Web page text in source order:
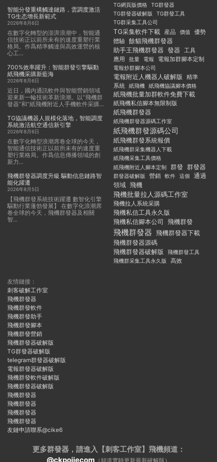
智能分發重構觸達鏈路，雲調度激活
TG生态增長新範式
2026年8月6日
在數字化轉型的澎湃浪潮中，智能通
信技術正以前所未有的速度重塑行業
格局。作爲精準觸達與高效運營的核
心工...
700%效率躍升：智能群發引擎驅動
紙飛機采購新藍海
2026年8月6日
近日，國内通訊軟件與智能營銷領域
迎來新一輪技術革新浪潮。以“飛機群
發器”和“紙飛機附近人手機軟件采購...
TG協議機器人規模化落地，智能調度
系統激活航空通信新引擎
2026年8月6日
在數字化轉型浪潮席卷全球的今天，
智能通信技術正以前所未有的速度重
塑行業格局。作爲信息傳播領域的創
新力...
飛機群發器調度升級 驅動信息鏈路智
能化躍遷
2026年8月5日
【飛機群發系統技術躍遷 數智化引擎
驅動行業蓬勃發展】 在數字化浪潮席
卷全球的今天，飛機群發器及相關
智...
TG網頁版價格
TG群發器
TG群發器破解版
TG群發工具
TG群采集工具公司
TG采集軟件下載 産品 價值 優勢
體驗 餘貓飛機群發器
助手王飛機群發器 發器 工具
應用
批量 電報 電報加群腳本定制
電報炒群腳本公司
電報附近人機器人破解版 精準
系統 紙飛機 紙飛機協議腳本價格
紙飛機批量加群軟件免費下載
紙飛機私信腳本無限制版
紙飛機群發器
紙飛機群發器源碼工作室
紙飛機群發源碼公司
紙飛機群發系統報價
紙飛機群采集機器人下載
紙飛機采集工具價格
紙飛機附近人腳本定制
群發 群發器
群發器破解版 營銷 軟件 這個
通過
領域 飛機
飛機批量拉人源碼工作室
飛機拉人系統采購
飛機私信工具永久版
飛機私信腳本公司
飛機群發
飛機群發器 飛機群發器下載
飛機群發器源碼
飛機群發器破解版
飛機群發工具
飛機群采集工具永久版
高效
友情鏈接：
刺客破解工作室
飛機群發器
飛機群發軟件
飛機群發助手
飛機群發腳本
飛機群發營銷
飛機群發器破解版
TG群發器破解版
telegram群發器破解版
電報群發器破解版
飛機群發軟件破解版
飛機群發器破解版
飛機群發器
飛機群發器
飛機群發器
飛機群發器
友鏈申請聯系@cike6
更多群發器，請進入【刺客工作室】 飛機頻道：
@ckpojiecom （頻道實時更新最新破解版）